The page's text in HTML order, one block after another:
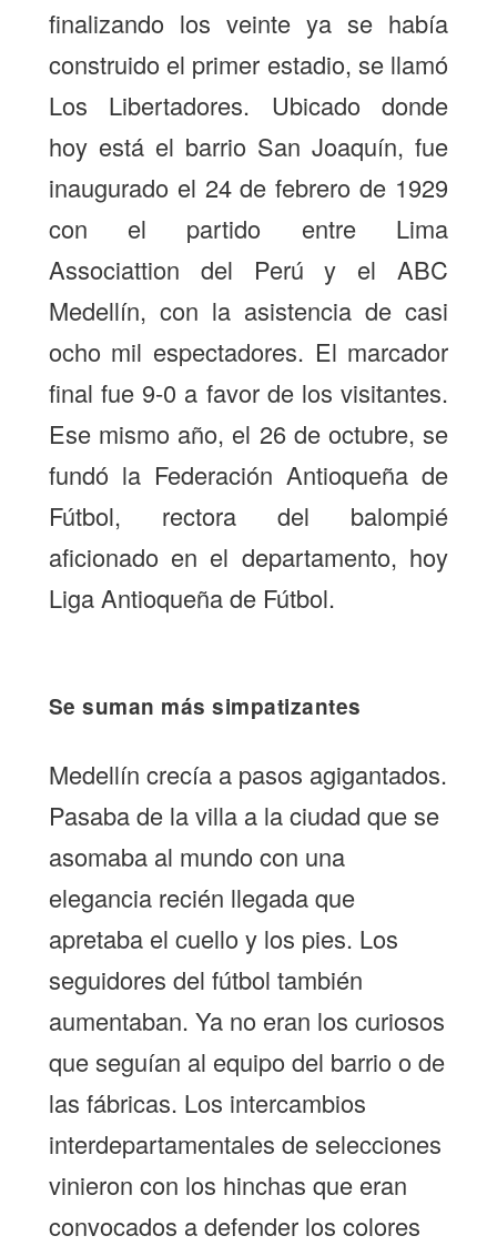
finalizando los veinte ya se había
construido el primer estadio, se llamó
Los Libertadores. Ubicado donde
hoy está el barrio San Joaquín, fue
inaugurado el 24 de febrero de 1929
con el partido entre Lima
Associattion del Perú y el ABC
Medellín, con la asistencia de casi
ocho mil espectadores. El marcador
final fue 9-0 a favor de los visitantes.
Ese mismo año, el 26 de octubre, se
fundó la Federación Antioqueña de
Fútbol, rectora del balompié
aficionado en el departamento, hoy
Liga Antioqueña de Fútbol.
Se suman más simpatizantes
Medellín crecía a pasos agigantados.
Pasaba de la villa a la ciudad que se
asomaba al mundo con una
elegancia recién llegada que
apretaba el cuello y los pies. Los
seguidores del fútbol también
aumentaban. Ya no eran los curiosos
que seguían al equipo del barrio o de
las fábricas. Los intercambios
interdepartamentales de selecciones
vinieron con los hinchas que eran
convocados a defender los colores